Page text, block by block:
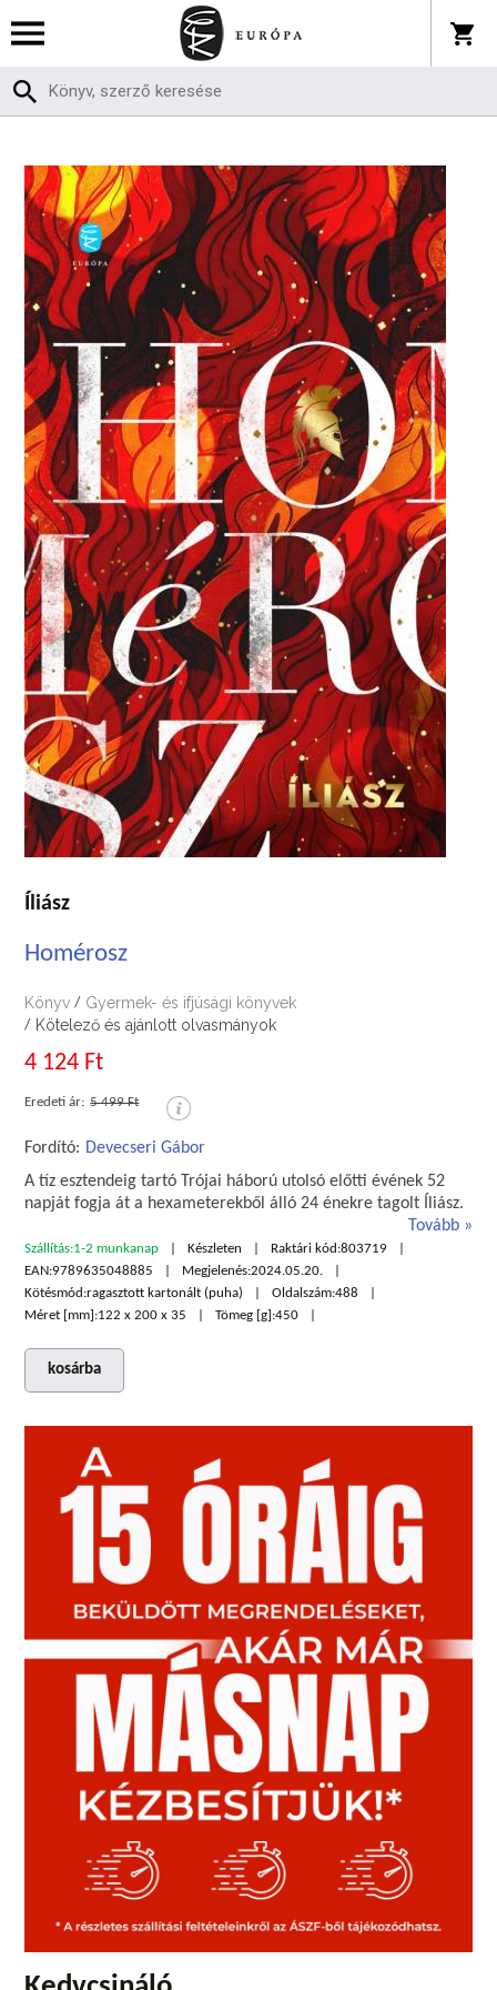
Íliász
Homérosz
Könyv / Gyermek- és ifjúsági könyvek
/ Kötelező és ajánlott olvasmányok
4 124 Ft
Eredeti ár: 5 499 Ft
Fordító: Devecseri Gábor
A tíz esztendeig tartó Trójai háború utolsó előtti évének 52
napját fogja át a hexameterekből álló 24 énekre tagolt Íliász.
Tovább
Szállítás:1-2 munkanap Készleten Raktári kód:803719
EAN:9789635048885 Megjelenés:2024.05.20.
Kötésmód:ragasztott kartonált (puha) Oldalszám:488
Méret [mm]:122 x 200 x 35 Tömeg [g]:450
kosárba